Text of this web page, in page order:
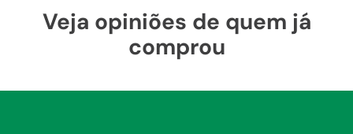
Veja opiniões de quem já
comprou